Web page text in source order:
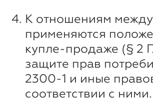
К отношениям
применяются
купле-продаже (§ 2
защите прав
2300-1 и иные
соответствии с ними.